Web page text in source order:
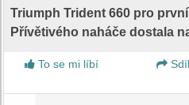
Triumph Trident 660 pro
Přívětivého naháče dostala
To se mi líbí